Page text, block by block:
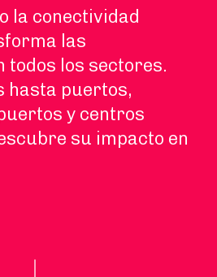
la conectividad
las
todos los sectores.
hasta puertos,
y centros
su impacto en